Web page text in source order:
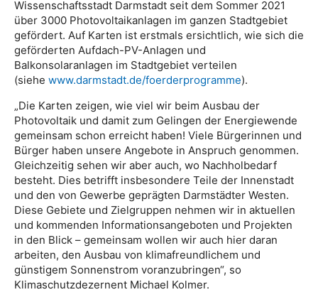
Wissenschaftsstadt Darmstadt seit dem Sommer 2021
über 3000 Photovoltaikanlagen im ganzen Stadtgebiet
gefördert. Auf Karten ist erstmals ersichtlich, wie sich die
geförderten Aufdach-PV-Anlagen und
Balkonsolaranlagen im Stadtgebiet verteilen
(siehe www.darmstadt.de/foerderprogramme).
„Die Karten zeigen, wie viel wir beim Ausbau der
Photovoltaik und damit zum Gelingen der Energiewende
gemeinsam schon erreicht haben! Viele Bürgerinnen und
Bürger haben unsere Angebote in Anspruch genommen.
Gleichzeitig sehen wir aber auch, wo Nachholbedarf
besteht. Dies betrifft insbesondere Teile der Innenstadt
und den von Gewerbe geprägten Darmstädter Westen.
Diese Gebiete und Zielgruppen nehmen wir in aktuellen
und kommenden Informationsangeboten und Projekten
in den Blick – gemeinsam wollen wir auch hier daran
arbeiten, den Ausbau von klimafreundlichem und
günstigem Sonnenstrom voranzubringen“, so
Klimaschutzdezernent Michael Kolmer.